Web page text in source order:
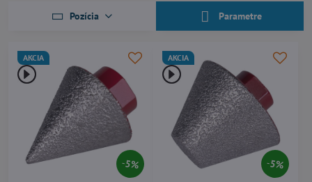
Pozícia Parametre
5%
AKCIA
5%
AKCIA